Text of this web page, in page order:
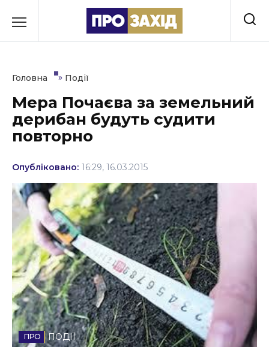
до
Культура
Освіта
Події
Політика
Соціум
Спорт
Стиль життя
Втрачений Ужгород
Втрачений Ужгород (відеоверсія)
Головна » Події
Мера Почаєва за земельний
дерибан будуть судити
повторно
Опубліковано: 16:29, 16.03.2015
ПОДІЇ